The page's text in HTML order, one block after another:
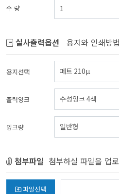
수 량
실사출력옵션 용지와 인쇄방
용지선택
출력잉크
잉크량
첨부파일 첨부하실 파일을 업
파일선택